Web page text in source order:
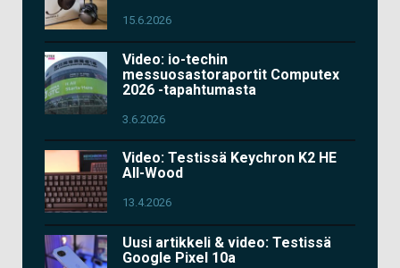
15.6.2026
Video: io-techin
messuosastoraportit Computex
2026 -tapahtumasta
3.6.2026
Video: Testissä Keychron K2 HE
All-Wood
13.4.2026
Uusi artikkeli & video: Testissä
Google Pixel 10a